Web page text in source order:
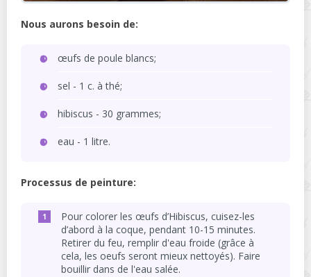
Nous aurons besoin de:
œufs de poule blancs;
sel - 1 c. à thé;
hibiscus - 30 grammes;
eau - 1 litre.
Processus de peinture:
Pour colorer les œufs d’Hibiscus, cuisez-les
d’abord à la coque, pendant 10-15 minutes.
Retirer du feu, remplir d'eau froide (grâce à
cela, les oeufs seront mieux nettoyés). Faire
bouillir dans de l'eau salée.